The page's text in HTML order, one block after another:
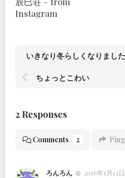
Instagram
いきなり冬らしくなりました
ちょっとこわい
2 Responses
Comments 2
ろんろん
2016年1月13